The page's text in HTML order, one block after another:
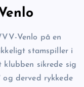
Venlo på en
stamspiller i
sikrede sig
og derved rykkede